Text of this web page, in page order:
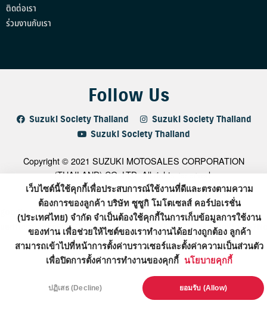
เว็บไซต์นี้ใช้คุกกี้เพื่อประสบการณ์ใช้งานที่ดีและตรงตามความ
ต้องการของลูกค้า บริษัท ซูซูกิ โมโตเซลส์ คอร์ปอเรชั่น
(ประเทศไทย) จำกัด จำเป็นต้องใช้คุกกี้ในการเก็บข้อมูลการใช้งาน
ของท่าน เพื่อช่วยให้ไซต์ของเราทำงานได้อย่างถูกต้อง ลูกค้า
สามารถเข้าไปที่หน้าการตั้งค่าบราวเซอร์และตั้งค่าความเป็นส่วนตัว
เพื่อปิดการตั้งค่าการทำงานของคุกกี้ นโยบายคุกกี้
ปฏิเสธ (Decline) ยอมรับ (Allow)
ติดต่อเรา
ร่วมงานกับเรา
Follow Us
Suzuki Society Thailand
Suzuki Society Thailand
Suzuki Society Thailand
Copyright © 2021 SUZUKI MOTOSALES CORPORATION
(THAILAND) CO.,LTD. All rights reserved.
google-site-